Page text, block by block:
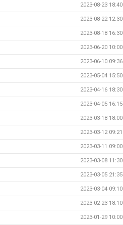
2023-08-23 18:40
2023-08-22 12:30
2023-08-18 16:30
2023-06-20 10:00
2023-06-10 09:36
2023-05-04 15:50
2023-04-16 18:30
2023-04-05 16:15
2023-03-18 18:00
2023-03-12 09:21
2023-03-11 09:00
2023-03-08 11:30
2023-03-05 21:35
2023-03-04 09:10
2023-02-23 18:10
2023-01-29 10:00